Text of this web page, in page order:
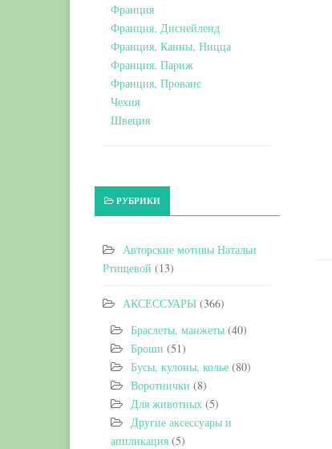
Франция
Франция, Диснейленд
Франция, Канны, Ницца
Франция, Париж
Франция, Прованс
Чехия
Швеция
РУБРИКИ
Авторские мотивы Натальи
Ртищевой (13)
АКСЕССУАРЫ (366)
Браслеты, манжеты (40)
Броши (51)
Бусы, кулоны, колье (80)
Воротнички (8)
Для животных (5)
Другие аксессуары и
аппликация (5)